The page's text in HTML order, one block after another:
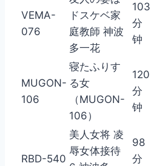
VEMA-
076
ドスケベ家
庭教師 神波
多一花
103
分
钟
MUGON-
106
寝たふりす
る女
（MUGON-
106）
120
分
钟
RBD-540
美人女将 凌
辱女体接待
98
分